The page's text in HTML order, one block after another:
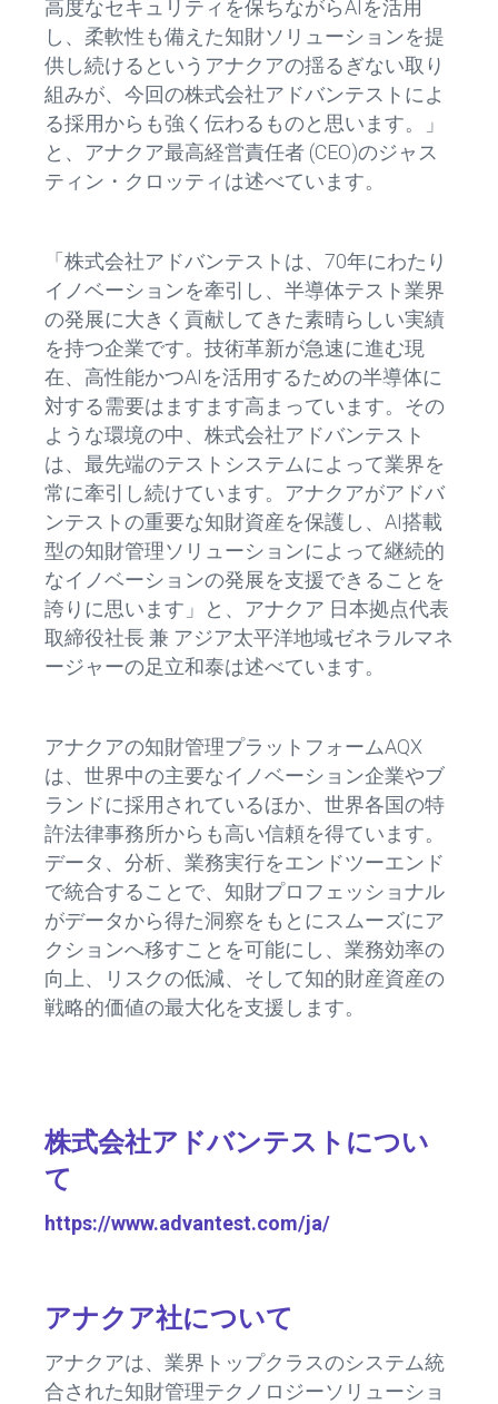
高度なセキュリティを保ちながらAIを活用
し、柔軟性も備えた知財ソリューションを提
供し続けるというアナクアの揺るぎない取り
組みが、今回の株式会社アドバンテストによ
る採用からも強く伝わるものと思います。」
と、アナクア最高経営責任者 (CEO)のジャス
ティン・クロッティは述べています。
「株式会社アドバンテストは、70年にわたり
イノベーションを牽引し、半導体テスト業界
の発展に大きく貢献してきた素晴らしい実績
を持つ企業です。技術革新が急速に進む現
在、高性能かつAIを活用するための半導体に
対する需要はますます高まっています。その
ような環境の中、株式会社アドバンテスト
は、最先端のテストシステムによって業界を
常に牽引し続けています。アナクアがアドバ
ンテストの重要な知財資産を保護し、AI搭載
型の知財管理ソリューションによって継続的
なイノベーションの発展を支援できることを
誇りに思います」と、アナクア 日本拠点代表
取締役社長 兼 アジア太平洋地域ゼネラルマネ
ージャーの足立和泰は述べています。
アナクアの知財管理プラットフォームAQX
は、世界中の主要なイノベーション企業やブ
ランドに採用されているほか、世界各国の特
許法律事務所からも高い信頼を得ています。
データ、分析、業務実行をエンドツーエンド
で統合することで、知財プロフェッショナル
がデータから得た洞察をもとにスムーズにア
クションへ移すことを可能にし、業務効率の
向上、リスクの低減、そして知的財産資産の
戦略的価値の最大化を支援します。
株式会社アドバンテストについ
て
https://www.advantest.com/ja/
アナクア社について
アナクアは、業界トップクラスのシステム統
合された知財管理テクノロジーソリューショ